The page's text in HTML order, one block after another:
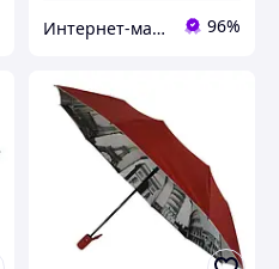
Интернет-магазин «Luvete-market» 96%